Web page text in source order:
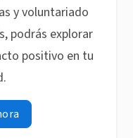
y voluntariado
podrás explorar
positivo en tu